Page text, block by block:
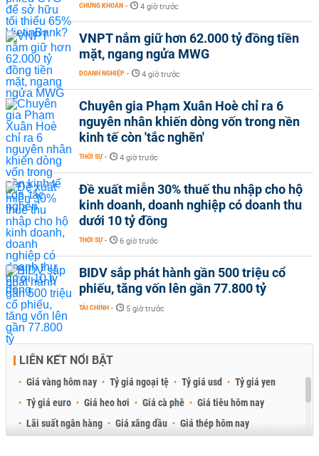
CHỨNG KHOÁN - 4 giờ trước
VNPT nắm giữ hơn 62.000 tỷ đồng tiền
mặt, ngang ngửa MWG
DOANH NGHIỆP - 4 giờ trước
Chuyên gia Phạm Xuân Hoè chỉ ra 6
nguyên nhân khiến dòng vốn trong nền
kinh tế còn 'tắc nghẽn'
THỜI SỰ - 4 giờ trước
Đề xuất miễn 30% thuế thu nhập cho hộ
kinh doanh, doanh nghiệp có doanh thu
dưới 10 tỷ đồng
THỜI SỰ - 6 giờ trước
BIDV sắp phát hành gần 500 triệu cổ
phiếu, tăng vốn lên gần 77.800 tỷ
TÀI CHÍNH - 5 giờ trước
LIÊN KẾT NỔI BẬT
Giá vàng hôm nay Tỷ giá ngoại tệ Tỷ giá usd
Tỷ giá yen
Tỷ giá euro
Giá heo hơi Giá cà phê
Giá tiêu hôm nay
Lãi suất ngân hàng
Giá xăng dầu
Giá thép hôm nay